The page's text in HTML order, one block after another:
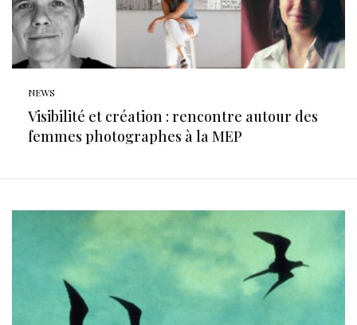
NEWS
Visibilité et création : rencontre autour des
femmes photographes à la MEP